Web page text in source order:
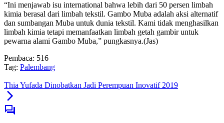
“Ini menjawab isu international bahwa lebih dari 50 persen limbah
kimia berasal dari limbah tekstil. Gambo Muba adalah aksi alternatif
dan sumbangan Muba untuk dunia tekstil. Kami tidak menghasilkan
limbah kimia tetapi memanfaatkan limbah getah gambir untuk
pewarna alami Gambo Muba,” pungkasnya.(Jas)
Pembaca: 516
Tag: Palembang
Thia Yufada Dinobatkan Jadi Perempuan Inovatif 2019